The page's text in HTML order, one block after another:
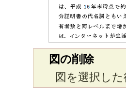
図の削除
図を選択し